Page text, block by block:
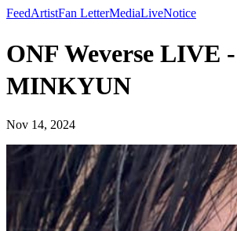
FeedArtistFan LetterMediaLiveNotice
ONF Weverse LIVE
MINKYUN
Nov 14, 2024